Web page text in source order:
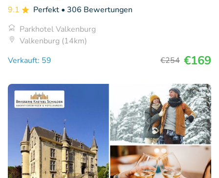
9.1 Perfekt • 306 Bewertungen
Parkhotel Valkenburg
Valkenburg (14km)
Verkauft: 59
€254 €169